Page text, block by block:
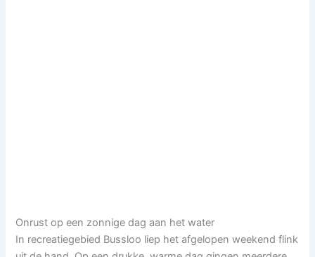
Onrust op een zonnige dag aan het water
In recreatiegebied Bussloo liep het afgelopen weekend flink